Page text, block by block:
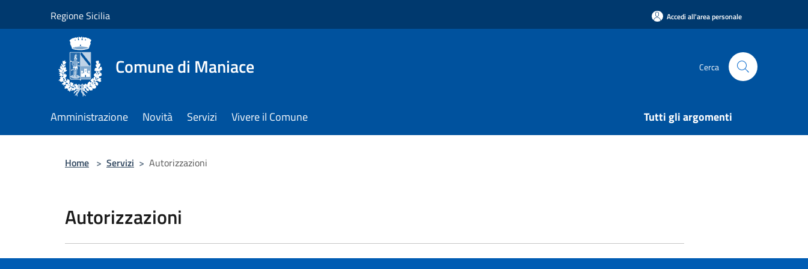
Regione Sicilia Accedi all'area personale
Comune di Maniace Cerca
Amministrazione Novità Servizi Vivere il Comune Tutti gli argomenti
Home > Servizi > Autorizzazioni
Autorizzazioni